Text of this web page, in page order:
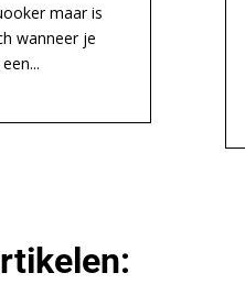
maar is
wanneer je